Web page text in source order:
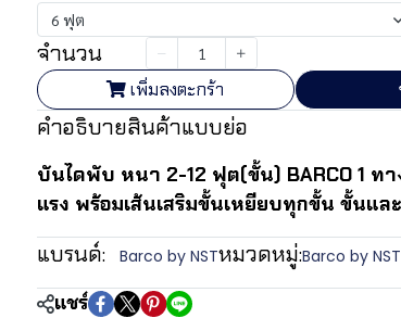
6 ฟุต
จำนวน
เพิ่มลงตะกร้า
คำอธิบายสินค้าแบบย่อ
บันไดพับ หนา 2-12 ฟุต(ขั้น) BARCO 1 ท
แรง พร้อมเส้นเสริมขั้นเหยียบทุกขั้น ขั้นแล
แบรนด์: Barco by NSTหมวดหมู่:Barco by
แชร์